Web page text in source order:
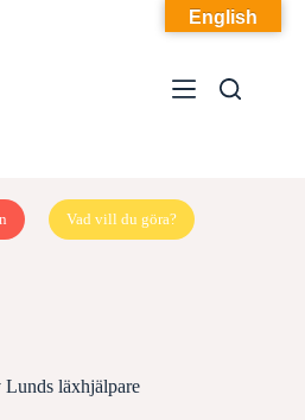
Vad vill du göra?
läxhjälpare
English